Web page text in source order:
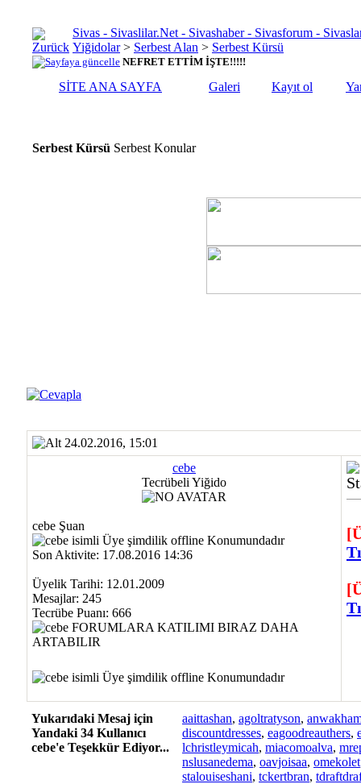
Sivas - Sivaslilar.Net - Sivashaber - Sivasforum -
Yiğidolar > Serbest Alan > Serbest Kürsü
NEFRET ETTİM İŞTE!!!!!
SİTE ANA SAYFA Galeri Kayıt ol
Serbest Kürsü Serbest Konular
24.02.2016, 15:01
cebe
Tecrübeli Yiğido
cebe Şuan
Son Aktivite: 17.08.2016 14:36
Üyelik Tarihi: 12.01.2009
Mesajlar: 245
Tecrübe Puanı: 666
Yukarıdaki Mesaj için
Yandaki 34 Kullanıcı
cebe'e Teşekkür Ediyor...
aaittashan, agoltratyson,
discountdresses, eagoodreauthers,
lchristleymicah, miacomoalva,
nslusanedema, oavjoisaa, omekolet
stalouiseshani, tckertbran,